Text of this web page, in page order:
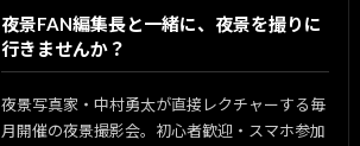
夜景FAN編集長と一緒に、夜景を撮りに
行きませんか？
夜景写真家・中村勇太が直接レクチャーする毎
月開催の夜景撮影会。初心者歓迎・スマホ参加